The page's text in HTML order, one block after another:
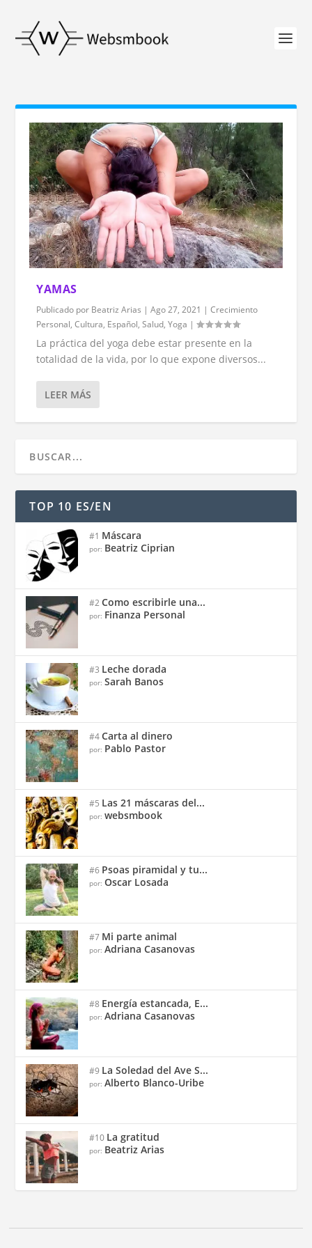
YAMAS
Publicado por Beatriz Arias |Ago 27, 2021 |Crecimiento
Personal,Cultura, Español,Salud,Yoga |
La práctica del yoga debe estar presente en la
totalidad de la vida, por lo que expone diversos...
LEER MÁS
TOP 10 ES/EN
#1 Máscara
por: Beatriz Ciprian
#2Como escribirle una...
por: Finanza Personal
#3 Leche dorada
por:Sarah Banos
#4Carta al dinero
por: Pablo Pastor
#5 Las 21 máscaras del...
por:websmbook
#6 Psoas piramidal y tu...
por:Oscar Losada
#7 Mi parte animal
por:Adriana Casanovas
#8 Energía estancada, E...
por:Adriana Casanovas
#9 La Soledad del Ave S...
por:Alberto Blanco-Uribe
#10 La gratitud
por: Beatriz Arias